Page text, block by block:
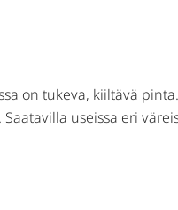
on tukeva, kiiltävä
useissa eri